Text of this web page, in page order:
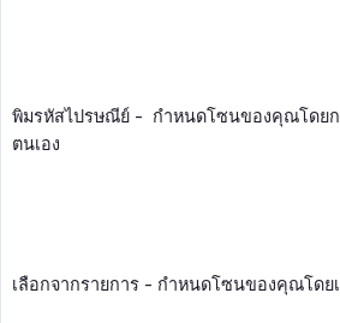
พิมรหัสไปรษณีย์ - กำหนดโซนของคุณโดยก
ตนเอง
เลือกจากรายการ - กำหนดโซนของคุณโดย